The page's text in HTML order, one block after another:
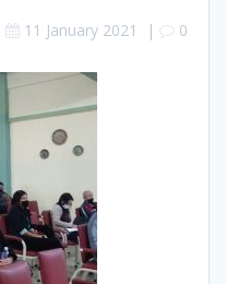
11 January 2021 | 0